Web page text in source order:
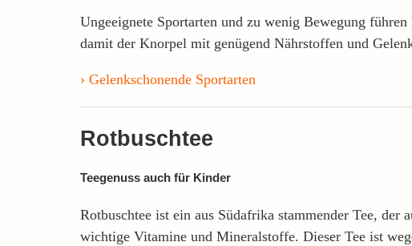
Ungeeignete Sportarten und zu wenig Bewegung
damit der Knorpel mit genügend Nährstoffen und
Gelenkschonende Sportarten
Rotbuschtee
Teegenuss auch für Kinder
Rotbuschtee ist ein aus Südafrika stammender Tee, der
wichtige Vitamine und Mineralstoffe. Dieser Tee ist